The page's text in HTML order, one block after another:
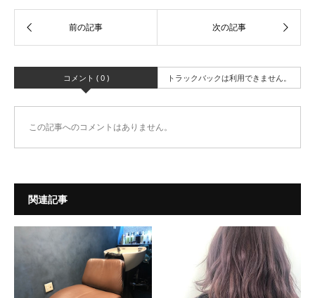
コメント ( 0 ) トラックバックは利用できません。
この記事へのコメントはありません。
関連記事